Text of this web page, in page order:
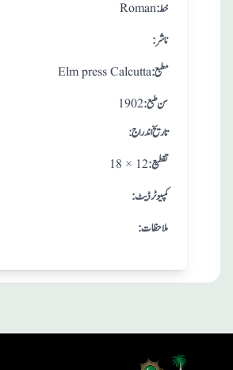
Roman:خط
:ناشر
Elm press Calcutta:مطبع
1902: سن طبع
: تاريخ اندراج
18 × 12 :تقطيع
:کمپیوٹر ڈیٹ
:ملاحظات